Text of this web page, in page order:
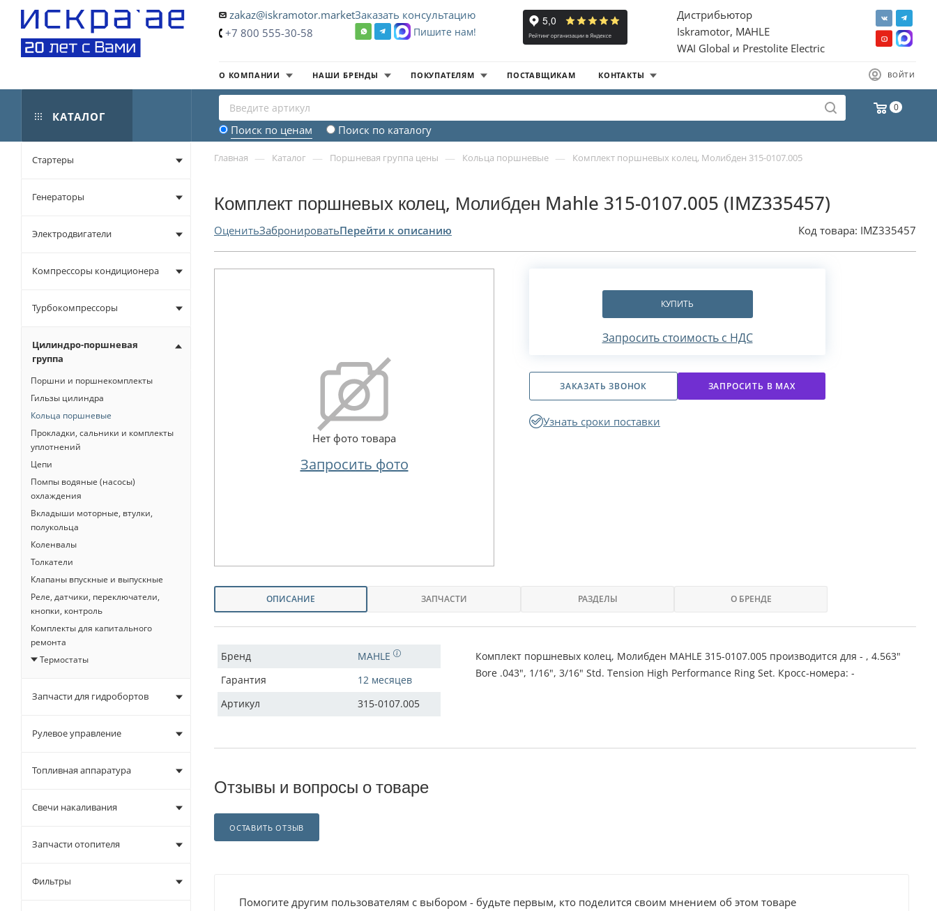
zakaz@iskramotor.market
+7 800 555-30-58
Заказать консультацию
Пишите нам!
Дистрибьютор
Iskramotor, MAHLE
WAI Global и Prestolite Electric
ВОЙТИ
О КОМПАНИИ НАШИ БРЕНДЫ ПОКУПАТЕЛЯМ ПОСТАВЩИКАМ КОНТАКТЫ
0
КАТАЛОГ
Поиск по ценам Поиск по каталогу
Главная — Каталог — Поршневая группа цены — Кольца поршневые — Комплект поршневых колец, Молибден 315-0107.005
Комплект поршневых колец, Молибден Mahle 315-0107.005 (IMZ335457)
ОценитьЗабронироватьПерейти к описанию Код товара: IMZ335457
Нет фото товара
Запросить фото
КУПИТЬ
Запросить стоимость с НДС
ЗАКАЗАТЬ ЗВОНОК ЗАПРОСИТЬ В МАХ
Узнать сроки поставки
ОПИСАНИЕ ЗАПЧАСТИ РАЗДЕЛЫ О БРЕНДЕ
Бренд
MAHLE
Гарантия
12 месяцев
Артикул
315-0107.005
Комплект поршневых колец, Молибден MAHLE 315-0107.005 производится для - , 4.563"
Bore .043", 1/16", 3/16" Std. Tension High Performance Ring Set. Кросс-номера: -
Отзывы и вопросы о товаре
ОСТАВИТЬ ОТЗЫВ
Помогите другим пользователям с выбором - будьте первым, кто поделится своим мнением об этом товаре
Стартеры
Генераторы
Электродвигатели
Компрессоры кондиционера
Турбокомпрессоры
Цилиндро-поршневая
группа
Поршни и поршнекомплекты
Гильзы цилиндра
Кольца поршневые
Прокладки, сальники и комплекты
уплотнений
Цепи
Помпы водяные (насосы)
охлаждения
Вкладыши моторные, втулки,
полукольца
Коленвалы
Толкатели
Клапаны впускные и выпускные
Реле, датчики, переключатели,
кнопки, контроль
Комплекты для капитального
ремонта
Термостаты
Запчасти для гидробортов
Рулевое управление
Топливная аппаратура
Свечи накаливания
Запчасти отопителя
Фильтры